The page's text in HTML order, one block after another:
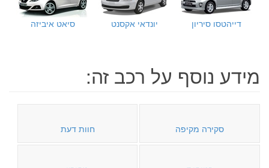
דייהטסו סיריון יונדאי אקסנט סיאט איביזה
מידע נוסף על רכב זה:
סקירה מקיפה חוות דעת